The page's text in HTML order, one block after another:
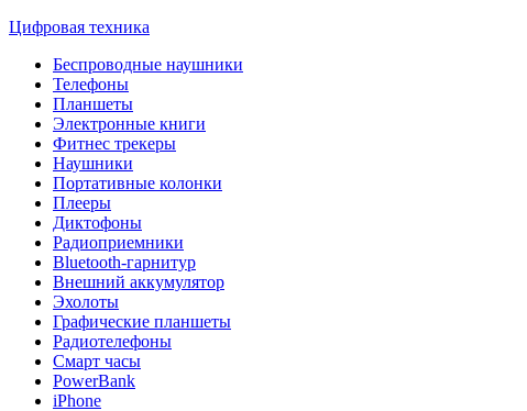
Цифровая техника
Беспроводные наушники
Телефоны
Планшеты
Электронные книги
Фитнес трекеры
Наушники
Портативные колонки
Плееры
Диктофоны
Радиоприемники
Bluetooth-гарнитур
Внешний аккумулятор
Эхолоты
Графические планшеты
Радиотелефоны
Смарт часы
PowerBank
iPhone